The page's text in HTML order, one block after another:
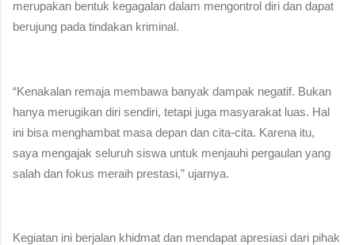
merupakan bentuk kegagalan dalam mengontrol diri dan dapat
berujung pada tindakan kriminal.
“Kenakalan remaja membawa banyak dampak negatif. Bukan
hanya merugikan diri sendiri, tetapi juga masyarakat luas. Hal
ini bisa menghambat masa depan dan cita-cita. Karena itu,
saya mengajak seluruh siswa untuk menjauhi pergaulan yang
salah dan fokus meraih prestasi,” ujarnya.
Kegiatan ini berjalan khidmat dan mendapat apresiasi dari pihak